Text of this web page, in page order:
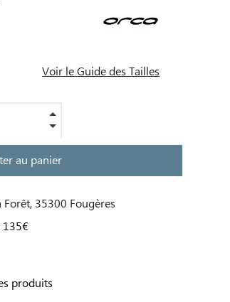
Voir le Guide des Tailles
au panier
35300 Fougères
produits